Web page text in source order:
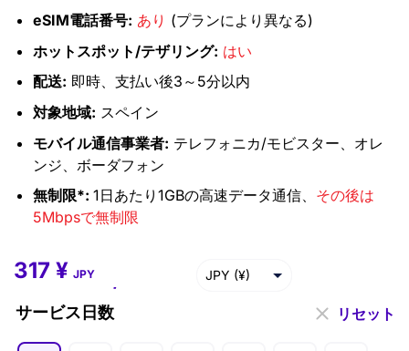
eSIM電話番号: あり (プランにより異なる)
ホットスポット/テザリング: はい
配送: 即時、支払い後3～5分以内
対象地域: スペイン
モバイル通信事業者: テレフォニカ/モビスター、オレ
ンジ、ボーダフォン
無制限*: 1日あたり1GBの高速データ通信、 その後は
5Mbpsで無制限
317 ¥ –15,766 JPY (¥)
サービス日数 リセット
317 ¥ JPY